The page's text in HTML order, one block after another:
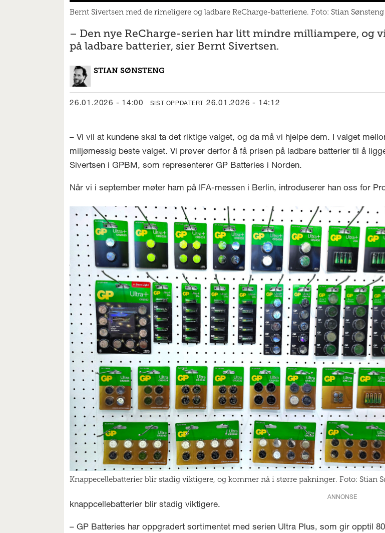
Bernt Sivertsen med de rimeligere og ladbare ReCharge-batteriene. Foto: Stian Sønsteng
– Den nye ReCharge-serien har litt mindre milliampere, og
på ladbare batterier, sier Bernt Sivertsen.
STIAN SØNSTENG
26.01.2026 - 14:00 SIST OPPDATERT 26.01.2026 - 14:12
– Vi vil at kundene skal ta det riktige valget, og da må vi hjelpe dem. I valget
miljømessig beste valget. Vi prøver derfor å få prisen på ladbare batterier til å
Sivertsen i GPBM, som representerer GP Batteries i Norden.
Når vi i september møter ham på IFA-messen i Berlin, introduserer han oss for
Knappecellebatterier blir stadig viktigere, og kommer nå i større pakninger. Foto: Stian
ANNONSE
knappcellebatterier blir stadig viktigere.
– GP Batteries har oppgradert sortimentet med serien Ultra Plus, som gir opptil